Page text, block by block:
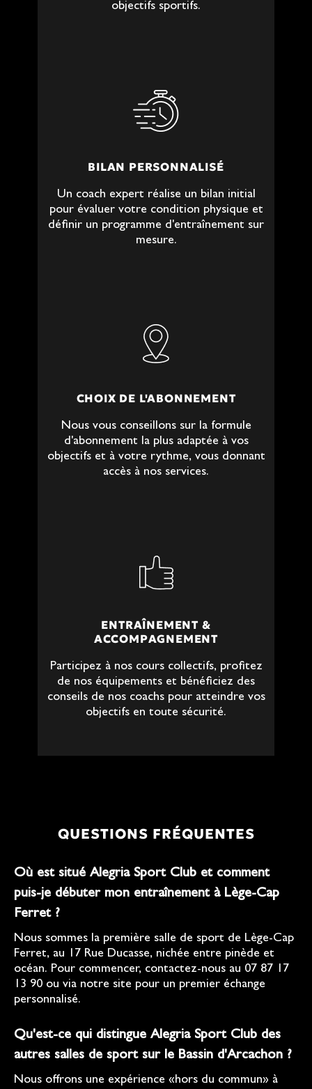
objectifs sportifs.
BILAN PERSONNALISÉ
Un coach expert réalise un bilan initial
pour évaluer votre condition physique et
définir un programme d'entraînement sur
mesure.
CHOIX DE L'ABONNEMENT
Nous vous conseillons sur la formule
d'abonnement la plus adaptée à vos
objectifs et à votre rythme, vous donnant
accès à nos services.
ENTRAÎNEMENT &
ACCOMPAGNEMENT
Participez à nos cours collectifs, profitez
de nos équipements et bénéficiez des
conseils de nos coachs pour atteindre vos
objectifs en toute sécurité.
QUESTIONS FRÉQUENTES
Où est situé Alegria Sport Club et comment
puis-je débuter mon entraînement à Lège-Cap
Ferret ?
Nous sommes la première salle de sport de Lège-Cap
Ferret, au 17 Rue Ducasse, nichée entre pinède et
océan. Pour commencer, contactez-nous au 07 87 17
13 90 ou via notre site pour un premier échange
personnalisé.
Qu'est-ce qui distingue Alegria Sport Club des
autres salles de sport sur le Bassin d'Arcachon ?
Nous offrons une expérience «hors du commun» à